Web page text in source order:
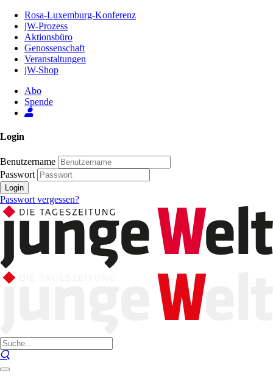
Inhalt
Seite
Rosa-Luxemburg-Konferenz
jW-Prozess
Aktionsbüro
Genossenschaft
Veranstaltungen
jW-Shop
Abo
Spende
Login
Benutzername
Passwort
Login
Passwort vergessen?